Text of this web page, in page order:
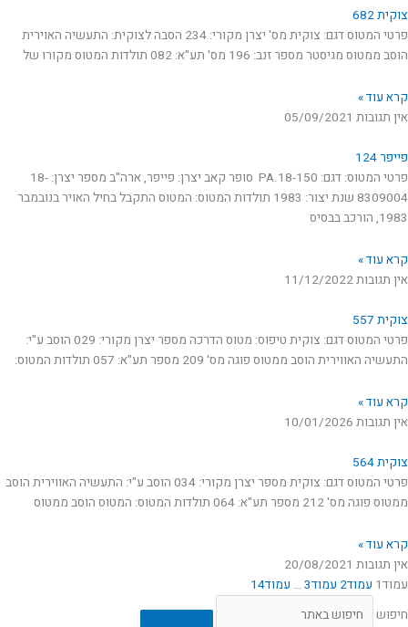
צוקית 682
פרטי המטוס דגם: צוקית מס' יצרן מקורי: 234 הסבה לצוקית: התעשיה האוירית
הוסב ממטוס מגיסטר מספר זנב: 196 מס' תע"א: 082 תולדות המטוס מקורו של
קרא עוד »
אין תגובות 05/09/2021
פייפר 124
פרטי המטוס: דגם: PA.18-150 סופר קאב יצרן: פייפר, ארה"ב מספר יצרן: 18-
8309004 שנת יצור: 1983 תולדות המטוס: המטוס התקבל בחיל האויר בנובמבר
1983, הורכב בבסיס
קרא עוד »
אין תגובות11/12/2022
צוקית 557
פרטי המטוס דגם: צוקית טיפוס: מטוס הדרכה מספר יצרן מקורי: 029 הוסב ע"י:
התעשיה האווירית הוסב ממטוס פוגה מס' 209 מספר תע"א: 057 תולדות המטוס:
קרא עוד »
אין תגובות 10/01/2026
צוקית 564
פרטי המטוס דגם: צוקית מספר יצרן מקורי: 034 הוסב ע"י: התעשיה האווירית הוסב
ממטוס פוגה מס' 212 מספר תע"א: 064 תולדות המטוס: המטוס הוסב ממטוס
קרא עוד »
אין תגובות 20/08/2021
עמוד1 עמוד2 עמוד3
… עמוד14
חיפוש